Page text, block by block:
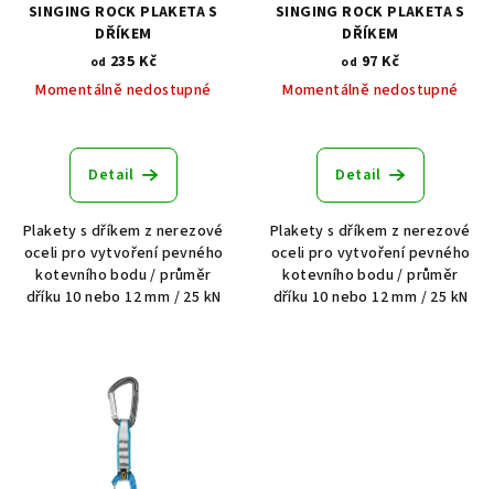
SINGING ROCK PLAKETA S
DŘÍKEM
od 235 Kč
Momentálně nedostupné
Detail
Plakety s dříkem z nerezové
oceli pro vytvoření pevného
kotevního bodu / průměr
dříku 10 nebo 12 mm / 25 kN
SINGING ROCK PLAKETA S
DŘÍKEM
od 97 Kč
Momentálně nedostupné
Detail
Plakety s dříkem z nerezové
oceli pro vytvoření pevného
kotevního bodu / průměr
dříku 10 nebo 12 mm / 25 kN